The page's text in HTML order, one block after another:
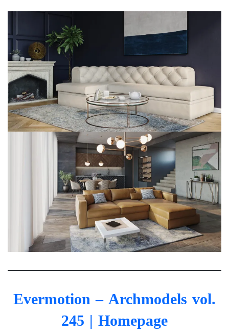
Evermotion – Archmodels vol.
245 | Homepage